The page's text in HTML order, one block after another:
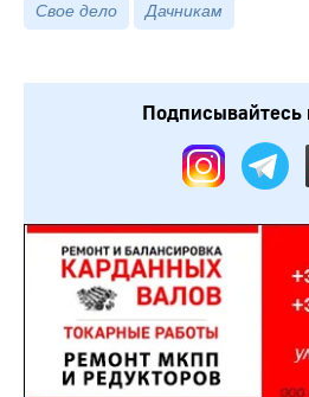
Свое дело Дачникам
Подписывайтесь